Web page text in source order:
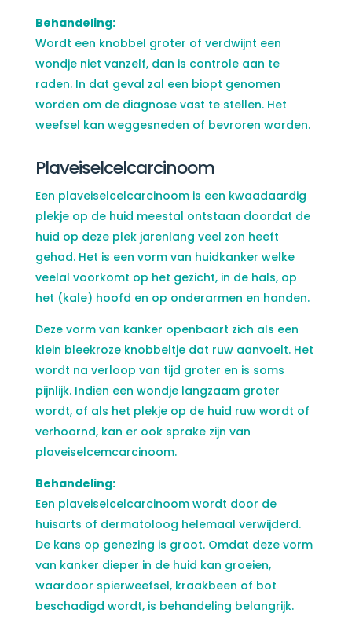
Behandeling:
Wordt een knobbel groter of verdwijnt een
wondje niet vanzelf, dan is controle aan te
raden. In dat geval zal een biopt genomen
worden om de diagnose vast te stellen. Het
weefsel kan weggesneden of bevroren worden.
Plaveiselcelcarcinoom
Een plaveiselcelcarcinoom is een kwaadaardig
plekje op de huid meestal ontstaan doordat de
huid op deze plek jarenlang veel zon heeft
gehad. Het is een vorm van huidkanker welke
veelal voorkomt op het gezicht, in de hals, op
het (kale) hoofd en op onderarmen en handen.
Deze vorm van kanker openbaart zich als een
klein bleekroze knobbeltje dat ruw aanvoelt. Het
wordt na verloop van tijd groter en is soms
pijnlijk. Indien een wondje langzaam groter
wordt, of als het plekje op de huid ruw wordt of
verhoornd, kan er ook sprake zijn van
plaveiselcemcarcinoom.
Behandeling:
Een plaveiselcelcarcinoom wordt door de
huisarts of dermatoloog helemaal verwijderd.
De kans op genezing is groot. Omdat deze vorm
van kanker dieper in de huid kan groeien,
waardoor spierweefsel, kraakbeen of bot
beschadigd wordt, is behandeling belangrijk.